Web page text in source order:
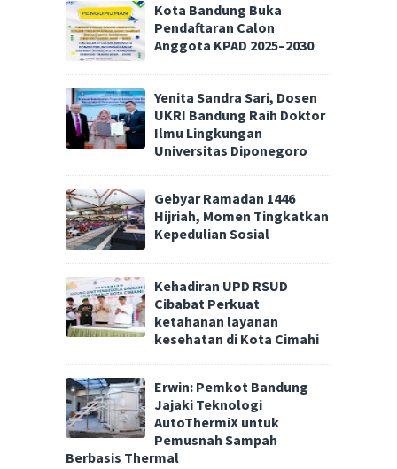
Kota Bandung Buka
Pendaftaran Calon
Anggota KPAD 2025–2030
Yenita Sandra Sari, Dosen
UKRI Bandung Raih Doktor
Ilmu Lingkungan
Universitas Diponegoro
Gebyar Ramadan 1446
Hijriah, Momen Tingkatkan
Kepedulian Sosial
Kehadiran UPD RSUD
Cibabat Perkuat
ketahanan layanan
kesehatan di Kota Cimahi
Erwin: Pemkot Bandung
Jajaki Teknologi
AutoThermiX untuk
Pemusnah Sampah
Berbasis Thermal